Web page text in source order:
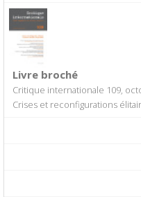
Livre broché
Critique internationale 109,
Crises et reconfigurations